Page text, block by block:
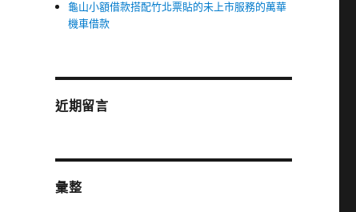
龜山小額借款搭配竹北票貼的未上市服務的萬華
機車借款
近期留言
彙整